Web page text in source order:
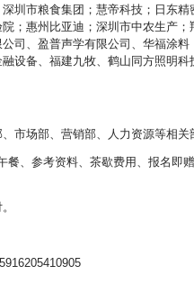
圳市粮食集团；慧帝科技；日东
；惠州比亚迪；深圳市中农生产
司、盈普声学有限公司、华福涂
设备、福建九牧、鹤山同方照明
市场部、营销部、人力资源等相关
餐、参考资料、茶歇费用、报名即